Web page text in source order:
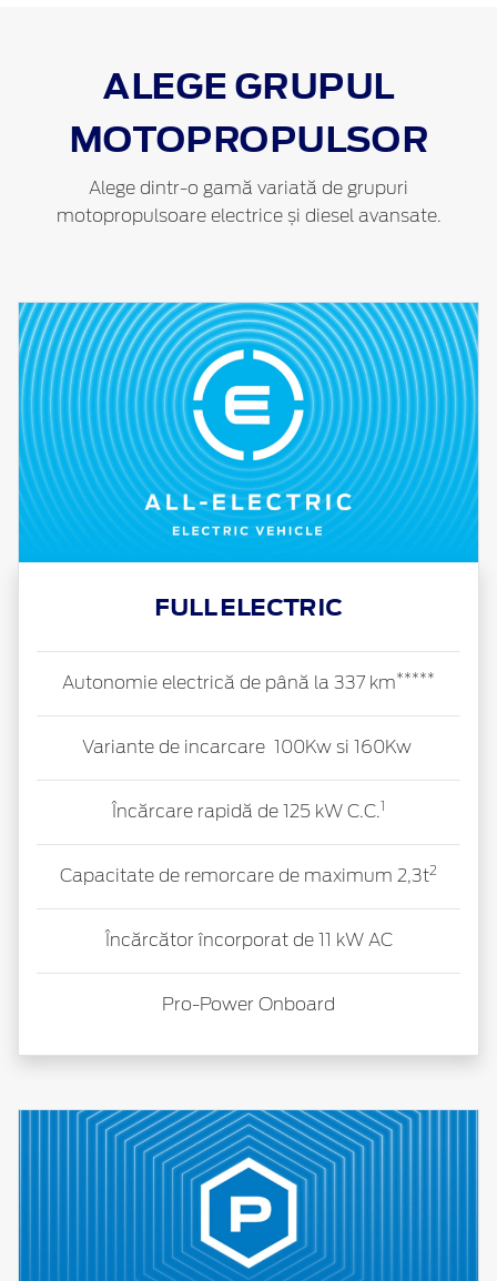
ALEGE GRUPUL
MOTOPROPULSOR
Alege dintr-o gamă variată de grupuri
motopropulsoare electrice și diesel avansate.
FULL ELECTRIC
Autonomie electrică de până la 337 km*****
Variante de incarcare 100Kw si 160Kw
Încărcare rapidă de 125 kW C.C.1
Capacitate de remorcare de maximum 2,3t2
Încărcător încorporat de 11 kW AC
Pro-Power Onboard